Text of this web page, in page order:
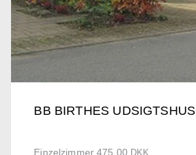
BB BIRTHES UDSIGTSHUS
Einzelzimmer 475.00 DKK